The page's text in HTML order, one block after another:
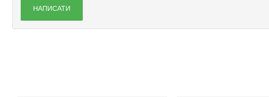
НАПИСАТИ